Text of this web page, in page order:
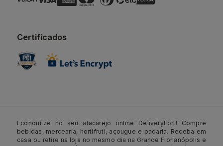
Certificados
Economize no seu atacarejo online DeliveryFort! Compre
bebidas, mercearia, hortifruti, açougue e padaria. Receba em
casa ou retire na loja no mesmo dia na Grande Florianópolis e